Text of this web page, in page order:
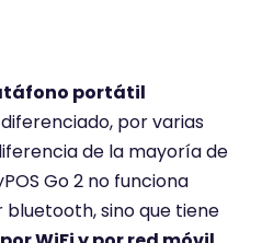
portátil
por varias
de la mayoría de
Go 2 no funciona
sino que tiene